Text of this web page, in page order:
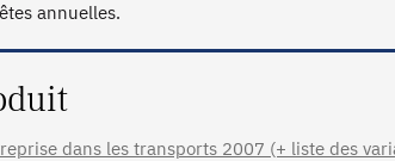
dans les transports 2007 (+ liste des